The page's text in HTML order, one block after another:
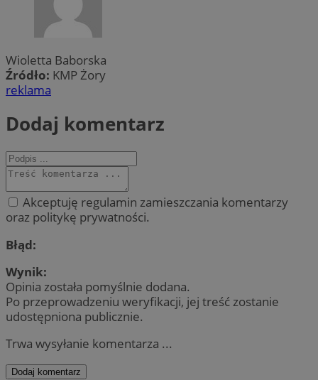
Wioletta Baborska
Źródło: KMP Żory
reklama
Dodaj komentarz
Akceptuję regulamin zamieszczania komentarzy
oraz politykę prywatności.
Błąd:
Wynik:
Opinia została pomyślnie dodana.
Po przeprowadzeniu weryfikacji, jej treść zostanie
udostępniona publicznie.
Trwa wysyłanie komentarza ...
Dodaj komentarz